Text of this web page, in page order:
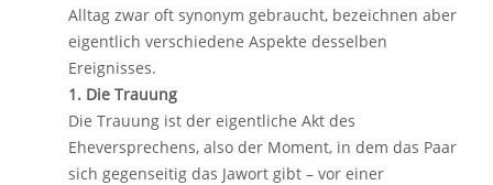
Alltag zwar oft synonym gebraucht, bezeichnen aber
eigentlich verschiedene Aspekte desselben
Ereignisses.
1. Die Trauung
Die Trauung ist der eigentliche Akt des
Eheversprechens, also der Moment, in dem das Paar
sich gegenseitig das Jawort gibt – vor einer